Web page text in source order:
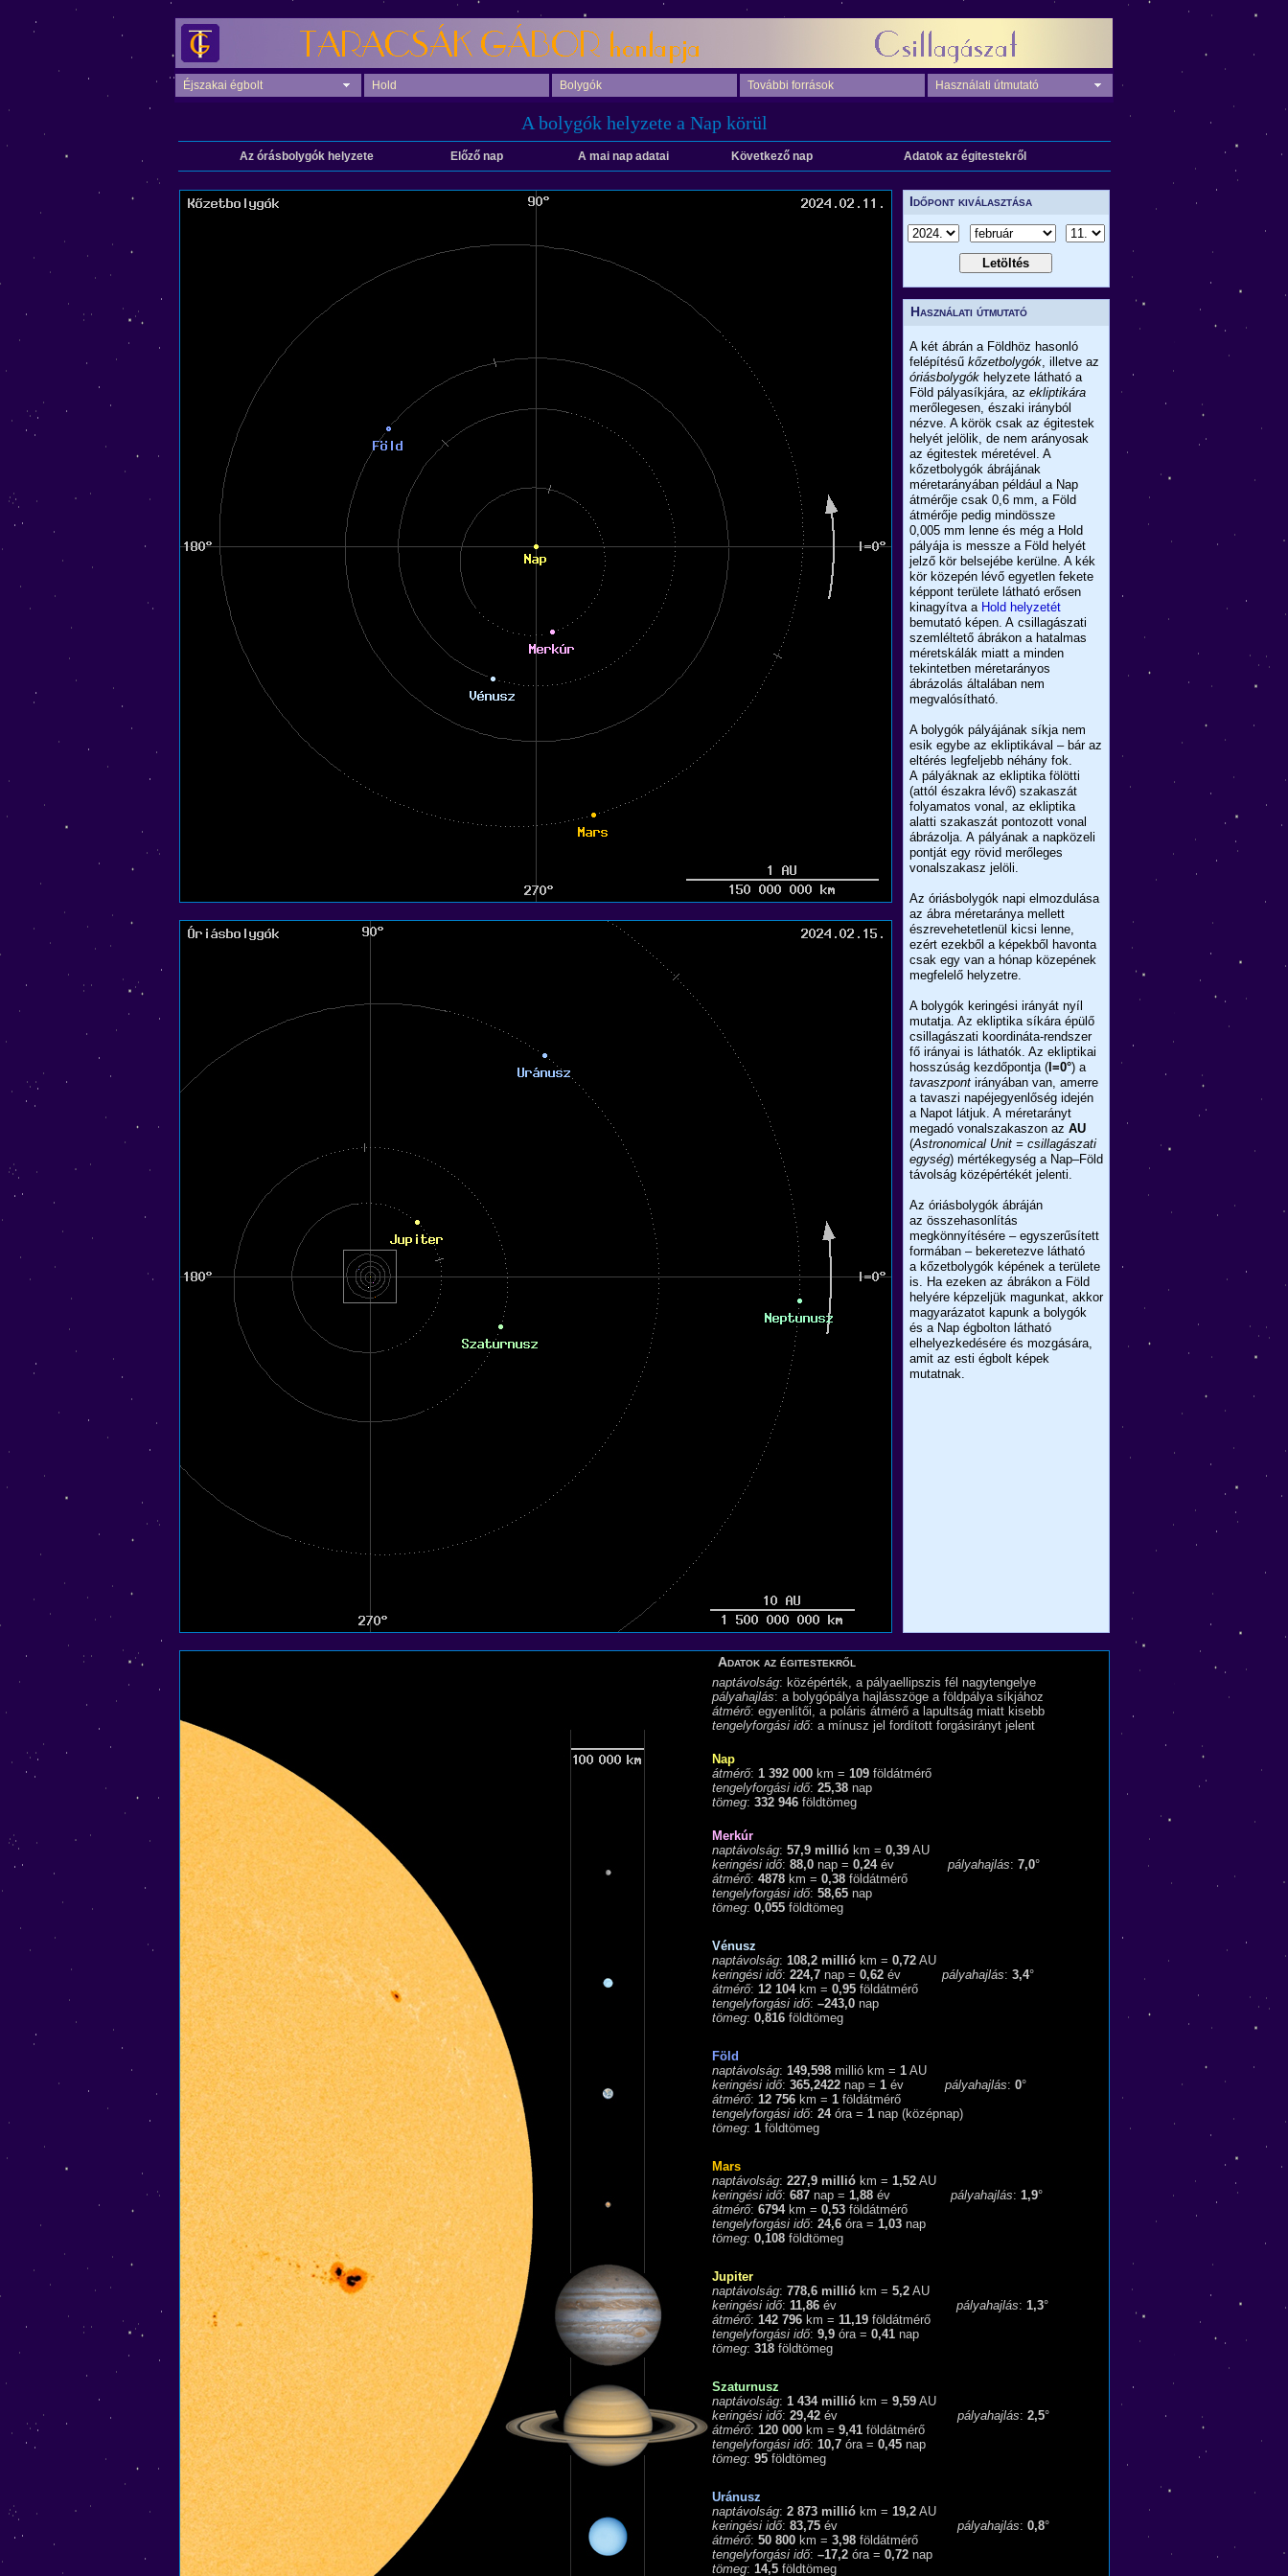
Éjszakai égbolt Hold Bolygók További források Használati útmutató
A bolygók helyzete a Nap körül
Az órásbolygók helyzete Előző nap A mai nap adatai Következő nap Adatok az égitestekről
Időpont kiválasztása
Használati útmutató
A két ábrán a Földhöz hasonló
felépítésű kőzetbolygók, illetve az
óriásbolygókhelyzete látható a
Föld pályasíkjára, az ekliptikára
merőlegesen, északi irányból
nézve. A körök csak az égitestek
helyét jelölik, de nem arányosak
az égitestek méretével. A
kőzetbolygók ábrájának
méretarányában például a Nap
átmérője csak 0,6 mm, a Föld
átmérője pedig mindössze
0,005 mm lenne és még a Hold
pályája is messze a Föld helyét
jelző kör belsejébe kerülne. A kék
kör közepén lévő egyetlen fekete
képpont területe látható erősen
kinagyítva a Hold helyzetét
bemutató képen. A csillagászati
szemléltető ábrákon a hatalmas
méretskálák miatt a minden
tekintetben méretarányos
ábrázolás általában nem
megvalósítható.
A bolygók pályájának síkja nem
esik egybe az ekliptikával – bár az
eltérés legfeljebb néhány fok.
A pályáknak az ekliptika fölötti
(attól északra lévő) szakaszát
folyamatos vonal, az ekliptika
alatti szakaszát pontozott vonal
ábrázolja. A pályának a napközeli
pontját egy rövid merőleges
vonalszakasz jelöli.
Az óriásbolygók napi elmozdulása
az ábra méretaránya mellett
észrevehetetlenül kicsi lenne,
ezért ezekből a képekből havonta
csak egy van a hónap közepének
megfelelő helyzetre.
A bolygók keringési irányát nyíl
mutatja. Az ekliptika síkára épülő
csillagászati koordináta-rendszer
fő irányai is láthatók. Az ekliptikai
hosszúság kezdőpontja (l=0°) a
tavaszpontirányában van, amerre
a tavaszi napéjegyenlőség idején
a Napot látjuk. A méretarányt
megadó vonalszakaszon az AU
(Astronomical Unit = csillagászati
egység) mértékegység a Nap–Föld
távolság középértékét jelenti.
Az óriásbolygók ábráján
az összehasonlítás
megkönnyítésére – egyszerűsített
formában – bekeretezve látható
a kőzetbolygók képének a területe
is. Ha ezeken az ábrákon a Föld
helyére képzeljük magunkat, akkor
magyarázatot kapunk a bolygók
és a Nap égbolton látható
elhelyezkedésére és mozgására,
amit az esti égbolt képek
mutatnak.
Adatok az égitestekről
naptávolság: középérték, a pályaellipszis fél nagytengelye
pályahajlás: a bolygópálya hajlásszöge a földpálya síkjához
átmérő: egyenlítői, a poláris átmérő a lapultság miatt kisebb
tengelyforgási idő: a mínusz jel fordított forgásirányt jelent
Nap
átmérő: 1 392 000km = 109földátmérő
tengelyforgási idő: 25,38nap
tömeg: 332 946földtömeg
Merkúr
naptávolság: 57,9 milliókm = 0,39AU
keringési idő: 88,0nap = 0,24év pályahajlás: 7,0°
átmérő: 4878km = 0,38földátmérő
tengelyforgási idő: 58,65nap
tömeg: 0,055földtömeg
Vénusz
naptávolság: 108,2 milliókm = 0,72AU
keringési idő: 224,7nap = 0,62év pályahajlás: 3,4°
átmérő: 12 104km = 0,95földátmérő
tengelyforgási idő: –243,0nap
tömeg: 0,816földtömeg
Föld
naptávolság: 149,598millió km = 1AU
keringési idő: 365,2422nap = 1év pályahajlás: 0°
átmérő: 12 756km = 1földátmérő
tengelyforgási idő: 24óra = 1nap (középnap)
tömeg: 1földtömeg
Mars
naptávolság: 227,9 milliókm = 1,52AU
keringési idő: 687nap = 1,88év pályahajlás: 1,9°
átmérő: 6794km = 0,53földátmérő
tengelyforgási idő: 24,6óra = 1,03nap
tömeg: 0,108földtömeg
Jupiter
naptávolság: 778,6 milliókm = 5,2AU
keringési idő: 11,86év pályahajlás: 1,3°
átmérő: 142 796km = 11,19földátmérő
tengelyforgási idő: 9,9óra = 0,41nap
tömeg: 318földtömeg
Szaturnusz
naptávolság: 1 434 milliókm = 9,59AU
keringési idő: 29,42év pályahajlás: 2,5°
átmérő: 120 000km = 9,41földátmérő
tengelyforgási idő: 10,7óra = 0,45nap
tömeg: 95földtömeg
Uránusz
naptávolság: 2 873 milliókm = 19,2AU
keringési idő: 83,75év pályahajlás: 0,8°
átmérő: 50 800km = 3,98földátmérő
tengelyforgási idő: –17,2óra = 0,72nap
tömeg: 14,5földtömeg